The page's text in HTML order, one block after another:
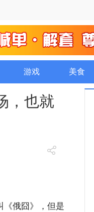
游戏 美食
，也就
俄囧》，但是